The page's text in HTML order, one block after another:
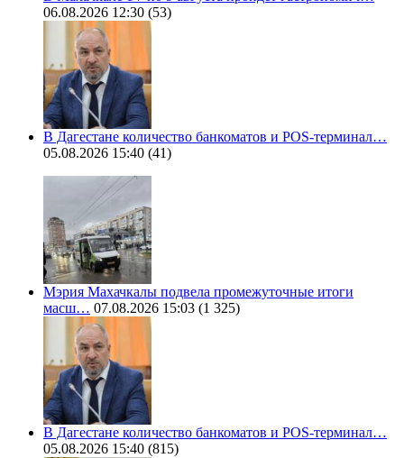
06.08.2026 12:30 (53)
В Дагестане количество банкоматов и POS-терминал…
05.08.2026 15:40 (41)
Мэрия Махачкалы подвела промежуточные итоги
масш… 07.08.2026 15:03 (1 325)
В Дагестане количество банкоматов и POS-терминал…
05.08.2026 15:40 (815)